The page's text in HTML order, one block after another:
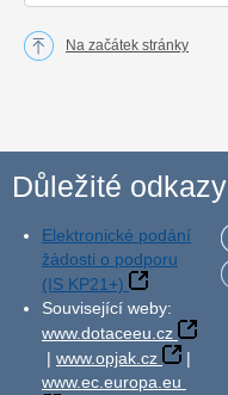
Na začátek stránky
Důležité odkazy
Elektronické podání
žádosti o podporu
(IS KP21+)
Související weby:
www.dotaceeu.cz
| www.opjak.cz
|
www.ec.europa.eu